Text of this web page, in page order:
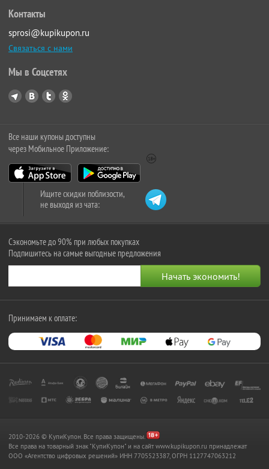
Контакты
sprosi@kupikupon.ru
Связаться с нами
Мы в Соцсетях
Все наши купоны доступны
через Мобильное Приложение:
Ищите скидки поблизости,
не выходя из чата:
Сэкономьте до 90% при любых покупках
Подпишитесь на самые выгодные предложения
Принимаем к оплате:
2010-2026 © КупиКупон. Все права защищены.
Все права на товарный знак "КупиКупон" и на сайт www.kupikupon.ru принадлежат
OOO «Агентство цифровых решений» ИНН 7705523387, ОГРН 1127747063212